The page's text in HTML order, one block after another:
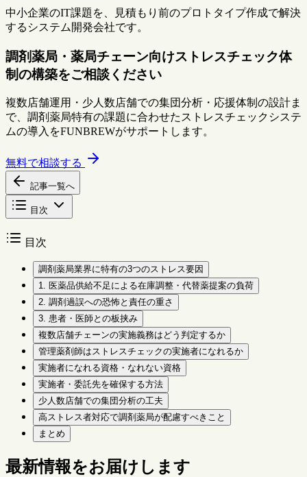
中小企業のIT課題を、見積もり前のプロトタイプ作成で解決
するシステム開発会社です。
調剤薬局・薬局チェーン向けストレスチェック体
制の構築をご相談ください
複数店舗運用・少人数店舗での集団分析・応援体制の設計ま
で、調剤薬局特有の課題に合わせたストレスチェックシステ
ムの導入をFUNBREWがサポートします。
無料で相談する
記事一覧へ
目次
目次
調剤薬局業界に特有の3つのストレス要因
1. 医薬品供給不足による在庫調整・代替薬提案の負荷
2. 調剤過誤への恐怖と責任の重さ
3. 患者・医師との板挟み
複数店舗チェーンの実施義務はどう判定するか
管理薬剤師はストレスチェックの実施者になれるか
実施者になれる資格・なれない資格
実施者・委託先を確保する方法
少人数店舗での集団分析の工夫
高ストレス者対応で調剤薬局が配慮すべきこと
まとめ
最新情報をお届けします